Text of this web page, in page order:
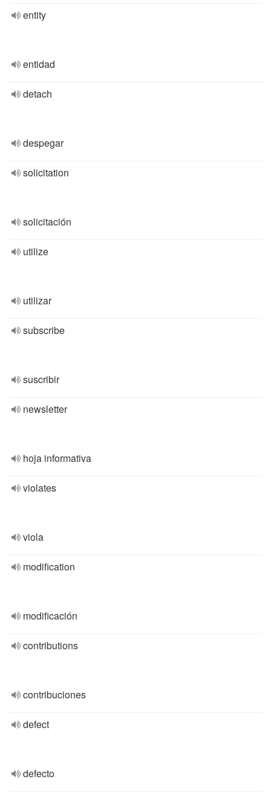
entity
entidad
detach
despegar
solicitation
solicitación
utilize
utilizar
subscribe
suscribir
newsletter
hoja informativa
violates
viola
modification
modificación
contributions
contribuciones
defect
defecto